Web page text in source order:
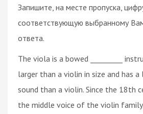
Запишите, на месте пропуска,
соответствующую выбранному
ответа.
The viola is a bowed _________
larger than a violin in size and has a
sound than a violin. Since the 18th
the middle voice of the violin